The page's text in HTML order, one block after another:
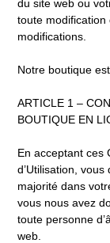
du site web ou
toute
modifications.
Notre boutique
ARTICLE 1 –
BOUTIQUE EN
En acceptant ces
d’Utilisation,
majorité dans
vous nous avez
toute personne
web.